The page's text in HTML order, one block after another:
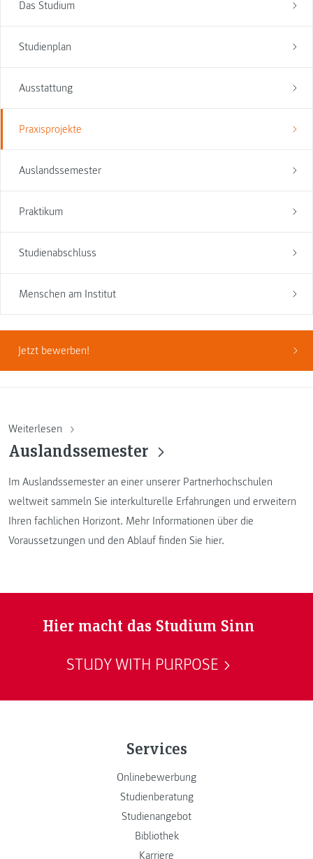
Das Studium
Studienplan
Ausstattung
Praxisprojekte
Auslandssemester
Praktikum
Studienabschluss
Menschen am Institut
Jetzt bewerben!
Weiterlesen
Auslandssemester
Im Auslandssemester an einer unserer Partnerhochschulen
weltweit sammeln Sie interkulturelle Erfahrungen und erweitern
Ihren fachlichen Horizont. Mehr Informationen über die
Voraussetzungen und den Ablauf finden Sie hier.
Hier macht das Studium Sinn
STUDY WITH PURPOSE
Services
Onlinebewerbung
Studienberatung
Studienangebot
Bibliothek
Karriere